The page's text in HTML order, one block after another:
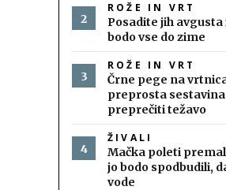
ROŽE IN VRT
Posadite jih avgusta
bodo vse do zime
ROŽE IN VRT
Črne pege na
preprosta
preprečiti težavo
ŽIVALI
Mačka poleti
jo bodo spodbudili,
vode